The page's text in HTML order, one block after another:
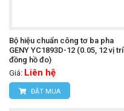
Bộ hiệu chuẩn công tơ ba pha
GENY YC1893D-12 (0.05, 12 vị trí
đồng hồ đo)
Giá: Liên hệ
ĐẶT MUA